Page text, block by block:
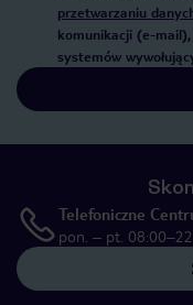
przetwarzaniu
komunikacji (e-
systemów
Telefoniczne
pon. – pt.